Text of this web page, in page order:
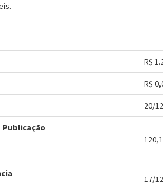
R$
R$
20/
Publicação
17/